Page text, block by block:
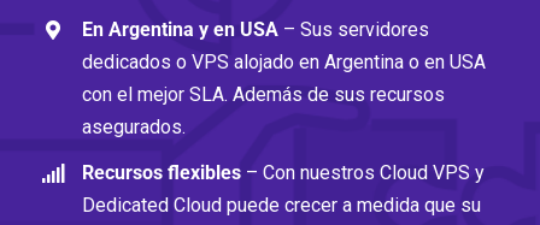
En Argentina y en USA – Sus servidores
dedicados o VPS alojado en Argentina o en USA
con el mejor SLA. Además de sus recursos
asegurados.
Recursos flexibles – Con nuestros Cloud VPS y
Dedicated Cloud puede crecer a medida que su